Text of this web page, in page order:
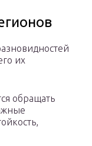
их
обращать